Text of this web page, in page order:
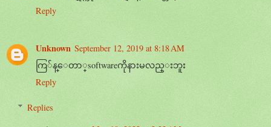
Reply
Unknown September 12, 2019 at 8:18 AM
ကြ်န္ေတာ္softwareကိုနားမလည္းဘူး
Reply
Replies